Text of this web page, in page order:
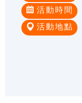
活動時間
活動地點